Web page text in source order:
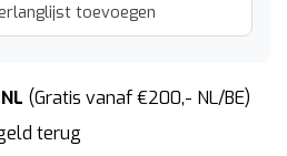
toevoegen
(Gratis vanaf €200,- NL/BE)
terug